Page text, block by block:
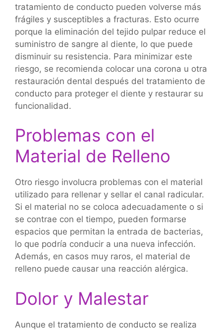
tratamiento de conducto pueden volverse más
frágiles y susceptibles a fracturas. Esto ocurre
porque la eliminación del tejido pulpar reduce el
suministro de sangre al diente, lo que puede
disminuir su resistencia. Para minimizar este
riesgo, se recomienda colocar una corona u otra
restauración dental después del tratamiento de
conducto para proteger el diente y restaurar su
funcionalidad.
Problemas con el
Material de Relleno
Otro riesgo involucra problemas con el material
utilizado para rellenar y sellar el canal radicular.
Si el material no se coloca adecuadamente o si
se contrae con el tiempo, pueden formarse
espacios que permitan la entrada de bacterias,
lo que podría conducir a una nueva infección.
Además, en casos muy raros, el material de
relleno puede causar una reacción alérgica.
Dolor y Malestar
Aunque el tratamiento de conducto se realiza